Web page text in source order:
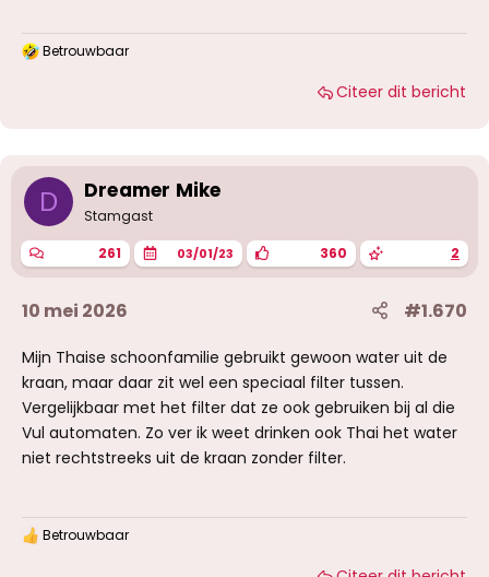
W
n
g
n
:
Betrouwbaar
Citeer dit bericht
D Dreamer Mike
Stamgast
261 03/01/23 360 2
10 mei 2026 #1.670
Mijn Thaise schoonfamilie gebruikt gewoon water uit de
kraan, maar daar zit wel een speciaal filter tussen.
Vergelijkbaar met het filter dat ze ook gebruiken bij al die
Vul automaten. Zo ver ik weet drinken ook Thai het water
niet rechtstreeks uit de kraan zonder filter.
W Betrouwbaar